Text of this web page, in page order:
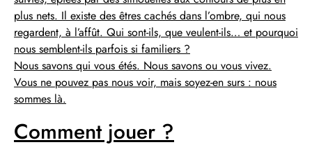
plus nets. Il existe des êtres cachés dans l’ombre, qui nous
regardent, à l’affût. Qui sont-ils, que veulent-ils… et pourquoi
nous semblent-ils parfois si familiers ?
Nous savons qui vous étés. Nous savons ou vous vivez.
Vous ne pouvez pas nous voir, mais soyez-en surs : nous
sommes là.
Comment jouer ?